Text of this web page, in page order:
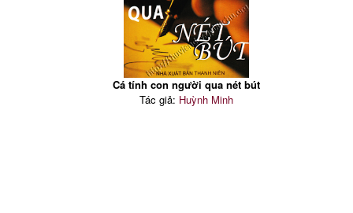
Cá tính con người qua nét bút
Tác giả: Huỳnh Minh